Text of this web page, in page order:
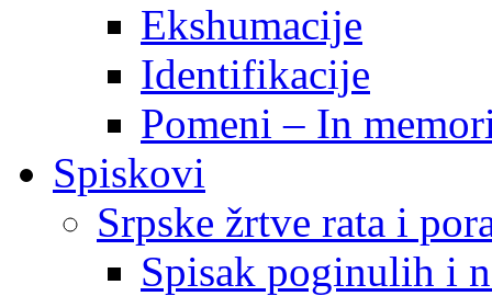
Ekshumacije
Identifikacije
Pomeni – In
Spiskovi
Srpske žrtve rata i
Spisak poginulih i